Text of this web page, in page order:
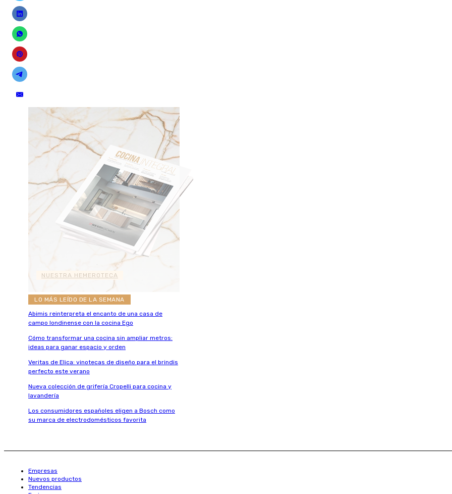
NUESTRA HEMEROTECA
LO MÁS LEÍDO DE LA SEMANA
Abimis reinterpreta el encanto de una casa de
campo londinense con la cocina Ego
Cómo transformar una cocina sin ampliar metros:
ideas para ganar espacio y orden
Veritas de Elica: vinotecas de diseño para el brindis
perfecto este verano
Nueva colección de grifería Cropelli para cocina y
lavandería
Los consumidores españoles eligen a Bosch como
su marca de electrodomésticos favorita
Empresas
Nuevos productos
Tendencias